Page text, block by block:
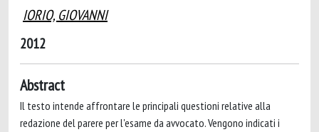
IORIO, GIOVANNI
2012
Abstract
Il testo intende affrontare le principali questioni relative alla
redazione del parere per l'esame da avvocato. Vengono indicati i